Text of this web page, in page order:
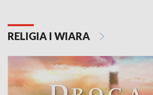
RELIGIA I WIARA